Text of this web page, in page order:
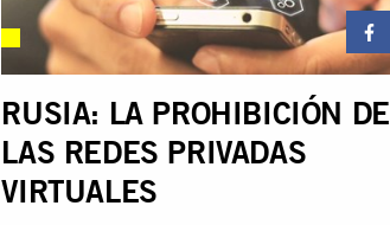
RUSIA: LA PROHIBICIÓN DE
LAS REDES PRIVADAS
VIRTUALES